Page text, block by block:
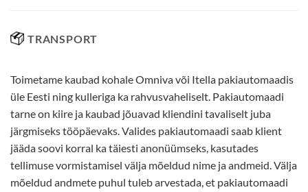
TRANSPORT
Toimetame kaubad kohale Omniva või Itella pakiautomaadis
üle Eesti ning kulleriga ka rahvusvaheliselt. Pakiautomaadi
tarne on kiire ja kaubad jõuavad kliendini tavaliselt juba
järgmiseks tööpäevaks. Valides pakiautomaadi saab klient
jääda soovi korral ka täiesti anonüümseks, kasutades
tellimuse vormistamisel välja mõeldud nime ja andmeid. Välja
mõeldud andmete puhul tuleb arvestada, et pakiautomaadi